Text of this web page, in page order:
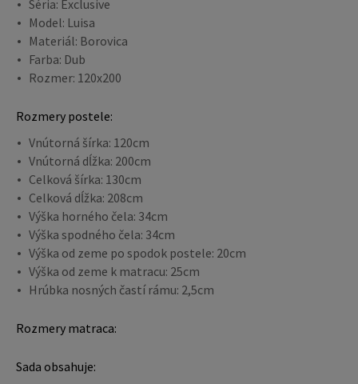
Séria: Exclusive
Model: Luisa
Materiál: Borovica
Farba: Dub
Rozmer: 120x200
Rozmery postele:
Vnútorná šírka: 120cm
Vnútorná dĺžka: 200cm
Celková šírka: 130cm
Celková dĺžka: 208cm
Výška horného čela: 34cm
Výška spodného čela: 34cm
Výška od zeme po spodok postele: 20cm
Výška od zeme k matracu: 25cm
Hrúbka nosných častí rámu: 2,5cm
Rozmery matraca:
Sada obsahuje: